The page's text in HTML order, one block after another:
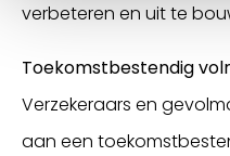
verbeteren en uit te
Toekomstbestendig
Verzekeraars en
aan een